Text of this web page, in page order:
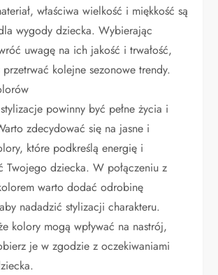
właściwa wielkość i miękkość są
wygody dziecka. Wybierając
uwagę na ich jakość i trwałość,
przetrwać kolejne sezonowe trendy.
powinny być pełne życia i
zdecydować się na jasne i
które podkreślą energię i
Twojego dziecka. W połączeniu z
warto dodać odrobinę
nadadzić stylizacji charakteru.
kolory mogą wpływać na nastrój,
je w zgodzie z oczekiwaniami